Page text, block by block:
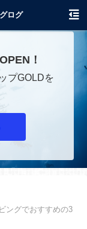
す！
！
プGOLDを
ングでおすすめの3
ログ